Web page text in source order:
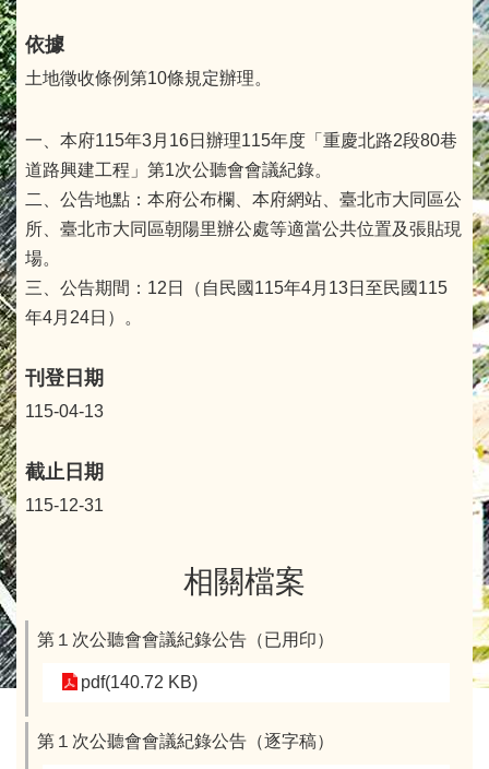
依據
土地徵收條例第10條規定辦理。
一、本府115年3月16日辦理115年度「重慶北路2段80巷
道路興建工程」第1次公聽會會議紀錄。
二、公告地點：本府公布欄、本府網站、臺北市大同區公
所、臺北市大同區朝陽里辦公處等適當公共位置及張貼現
場。
三、公告期間：12日（自民國115年4月13日至民國115
年4月24日）。
刊登日期
115-04-13
截止日期
115-12-31
相關檔案
第１次公聽會會議紀錄公告（已用印）
pdf(140.72 KB)
第１次公聽會會議紀錄公告（逐字稿）